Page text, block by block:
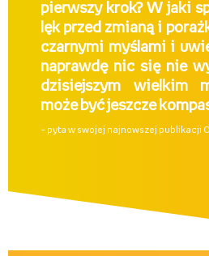
pierwszy krok? W jaki
lęk przed zmianą i
czarnymi myślami i
naprawdę nic się nie
dzisiejszym wielkim
może być jeszcze
– pyta w swojej najnowszej publikacji